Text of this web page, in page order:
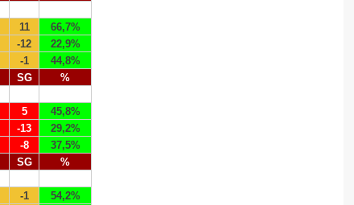
11
66,7%
-12
22,9%
-1
44,8%
SG
%
5
45,8%
-13
29,2%
-8
37,5%
SG
%
-1
54,2%